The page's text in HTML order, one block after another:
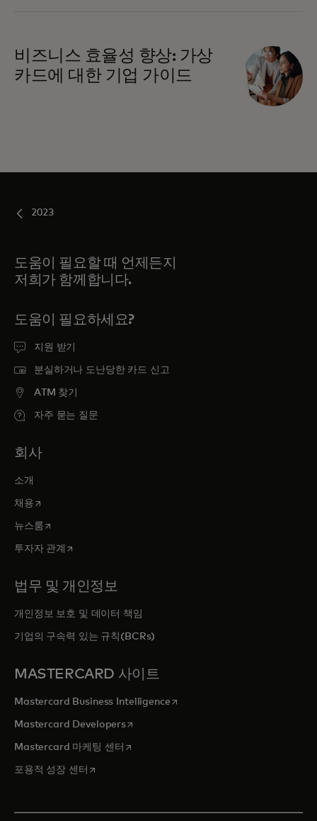
비즈니스 효율성 향상: 가상
카드에 대한 기업 가이드
2023
도움이 필요할 때 언제든지
저희가 함께합니다.
도움이 필요하세요?
지원 받기
분실하거나 도난당한 카드 신고
ATM 찾기
자주 묻는 질문
회사
소개
채용새 탭에서 열림
뉴스룸새 탭에서 열림
투자자 관계 새 탭에서 열림
법무 및 개인정보
개인정보 보호 및 데이터 책임
기업의 구속력 있는 규칙(BCRs)
MASTERCARD 사이트
Mastercard Business Intelligence새 탭에서 열림
Mastercard Developers새 탭에서 열림
Mastercard 마케팅 센터 새 탭에서 열림
포용적 성장 센터 새 탭에서 열림